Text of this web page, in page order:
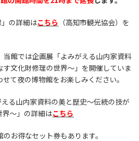
」の詳細はこちら （高知市観光協会）を
当館では企画展「よみがえる山内家資料
文化財修理の世界～」を開催していま
て夜の博物館をお楽しみください。
る山内家資料の美と歴史～伝統の技が
～」の詳細はこちら
お得なセット券もあります。